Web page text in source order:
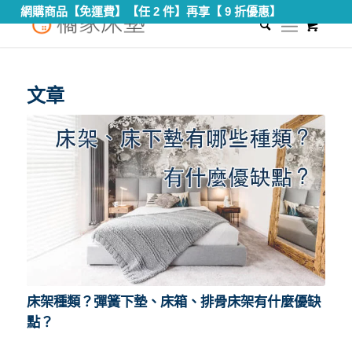
網購商品【免運費】【任 2 件】再享【 9 折優惠】
您現在的位置： 首頁 /床架
文章
床架種類？彈簧下墊、床箱、排骨床架有什麼優缺
點？